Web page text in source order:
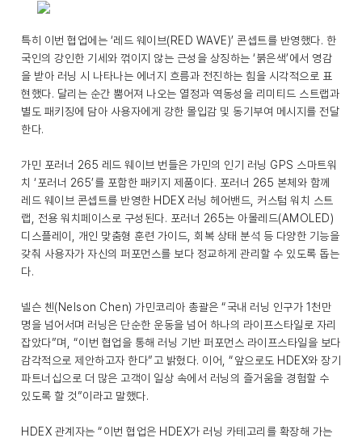
특히 이번 협업에는 ‘레드 웨이브(RED WAVE)’ 콘셉트를 반영했다. 한
국인의 강인한 기세와 꺾이지 않는 근성을 상징하는 ‘붉은색’에서 영감
을 받아 러닝 시 나타나는 에너지 흐름과 전진하는 힘을 시각적으로 표
현했다. 달리는 순간 뿜어져 나오는 열정과 역동성을 리미티드 스트랩과
별도 패키징에 담아 사용자에게 강한 몰입감 및 동기부여 메시지를 전달
한다.
가민 포러너 265 레드 웨이브 번들은 가민의 인기 러닝 GPS 스마트워
치 ‘포러너 265’를 포함한 패키지 제품이다. 포러너 265 본체와 함께
레드 웨이브 콘셉트를 반영한 HDEX 러닝 헤어밴드, 커스텀 워치 스트
랩, 전용 워치페이스로 구성된다. 포러너 265는 아몰레드(AMOLED)
디스플레이, 개인 맞춤형 훈련 가이드, 회복 상태 분석 등 다양한 기능을
갖춰 사용자가 자신의 퍼포먼스를 보다 정교하게 관리할 수 있도록 돕는
다.
넬슨 첸(Nelson Chen) 가민코리아 총괄은 “국내 러닝 인구가 1천만
명을 넘어서며 러닝은 단순한 운동을 넘어 하나의 라이프스타일로 자리
잡았다”며, “이번 협업을 통해 러닝 기반 퍼포먼스 라이프스타일을 보다
감각적으로 제안하고자 한다”고 밝혔다. 이어, “앞으로도 HDEX와 장기
파트너십으로 더 많은 고객이 일상 속에서 러닝의 즐거움을 경험할 수
있도록 할 것”이라고 말했다.
HDEX 관계자는 “이번 협업은 HDEX가 러닝 카테고리를 확장해 가는